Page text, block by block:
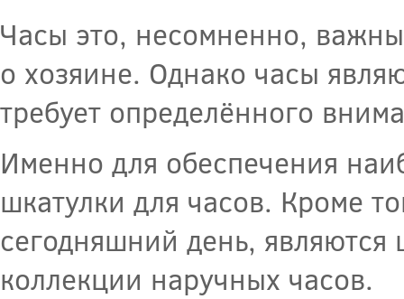
Часы это, несомненно,
о хозяине. Однако часы
требует определённого
Именно для обеспечения
шкатулки для часов. Кроме
сегодняшний день,
коллекции наручных часов.